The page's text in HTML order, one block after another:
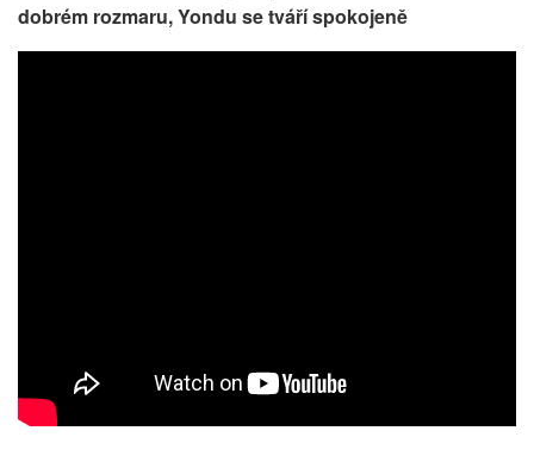
dobrém rozmaru, Yondu se tváří spokojeně